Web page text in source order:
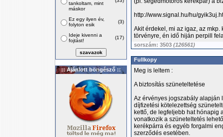
tankoltam, mint
máskor
Ez egy ilyen év,
folyton esik
(3)
Ideje kivenni a
fojtást!
(17)
:: Ajánlott böngésző ::
http://www.signal.hu/hu/
Akit érdekel, mi az igaz, az
törvényre, én idő hiján perpill
sorszám: 3503 (126561)
Fullkopy
Meg is leltem :
A biztosítás szüneteltetése
Az érvényes jogszabály alapján
díjfizetési kötelezettség
kettő, de legfeljebb hat hónapig
vonatkozik a szüneteltetés
kerékpárra és egyéb forgalmi
szerződés esetében.